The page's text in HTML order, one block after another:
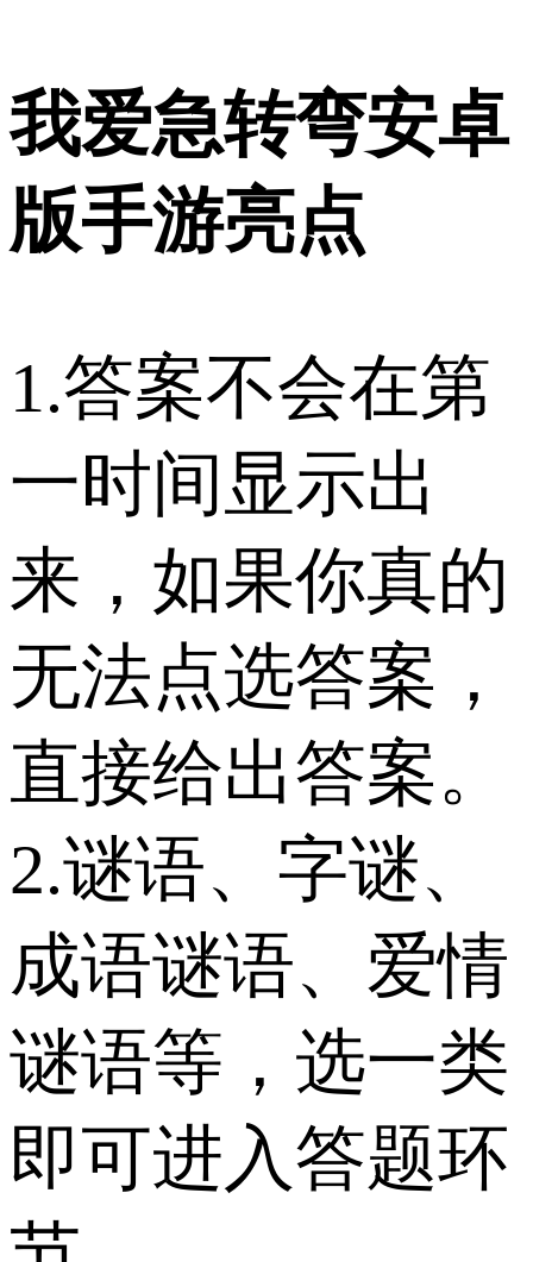
我爱急转弯安卓
版手游亮点
1.答案不会在第
一时间显示出
来，如果你真的
无法点选答案，
直接给出答案。
2.谜语、字谜、
成语谜语、爱情
谜语等，选一类
即可进入答题环